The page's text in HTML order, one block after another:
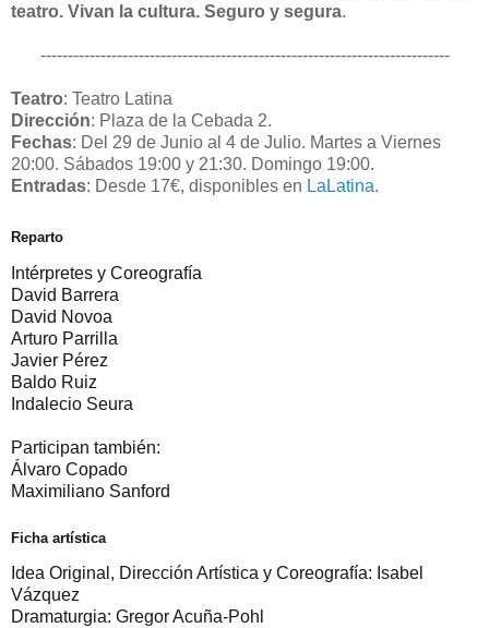
teatro. Vivan la cultura. Seguro y segura.
---------------------------------------------------------------------------
Teatro: Teatro Latina
Dirección: Plaza de la Cebada 2.
Fechas: Del 29 de Junio al 4 de Julio. Martes a Viernes
20:00. Sábados 19:00 y 21:30. Domingo 19:00.
Entradas: Desde 17€, disponibles en LaLatina.
Reparto
Intérpretes y Coreografía
David Barrera
David Novoa
Arturo Parrilla
Javier Pérez
Baldo Ruiz
Indalecio Seura
Participan también:
Álvaro Copado
Maximiliano Sanford
Ficha artística
Idea Original, Dirección Artística y Coreografía: Isabel
Vázquez
Dramaturgia: Gregor Acuña-Pohl